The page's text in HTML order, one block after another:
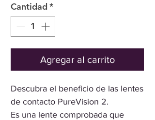
Cantidad *
Agregar al carrito
Descubra el beneficio de las lentes
de contacto PureVision 2.
Es una lente comprobada que